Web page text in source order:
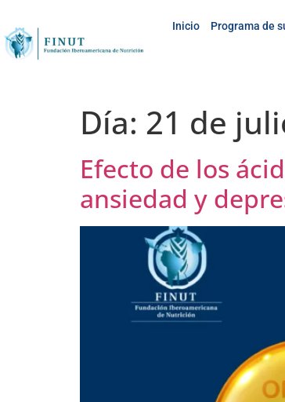
Inicio Programa de
Día: 21 de
Efecto de los
ansiedad y